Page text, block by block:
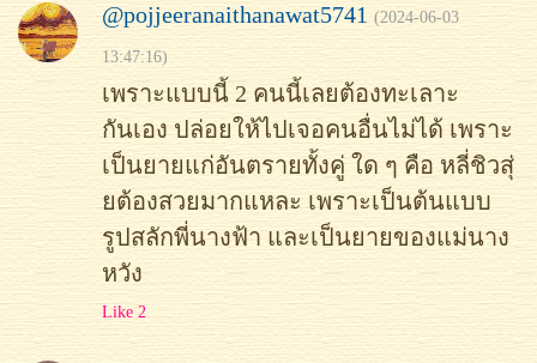
@pojjeeranaithanawat5741 (2024-06-03
13:47:16)
เพราะแบบนี้ 2 คนนี้เลยต้องทะเลาะ
กันเอง ปล่อยให้ไปเจอคนอื่นไม่ได้ เพราะ
เป็นยายแก่อันตรายทั้งคู่ ใด ๆ คือ หลี่ชิวสุ่
ยต้องสวยมากแหละ เพราะเป็นต้นแบบ
รูปสลักพี่นางฟ้า และเป็นยายของแม่นาง
หวัง
Like 2